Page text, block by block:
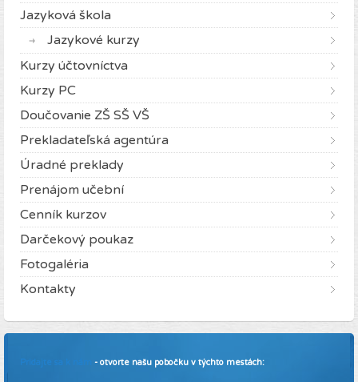
Jazyková škola
Jazykové kurzy
Kurzy účtovníctva
Kurzy PC
Doučovanie ZŠ SŠ VŠ
Prekladateľská agentúra
Úradné preklady
Prenájom učební
Cenník kurzov
Darčekový poukaz
Fotogaléria
Kontakty
Pridajte sa k nám - otvorte našu pobočku v týchto mestách: